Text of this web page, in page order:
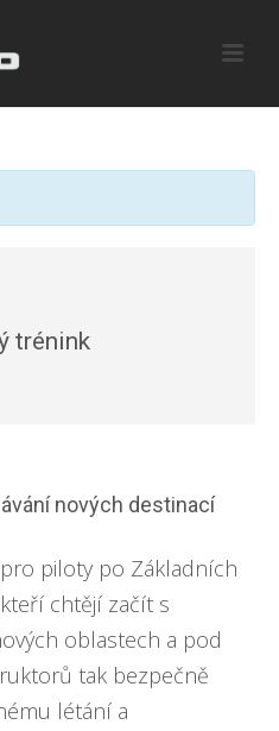
trénink
nových destinací
piloty po Základních
chtějí začít s
oblastech a pod
tak bezpečně
létání a